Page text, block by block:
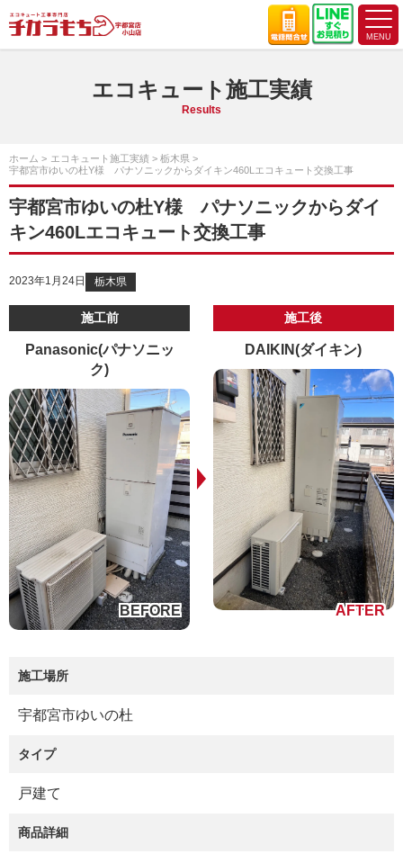
エコキュート施工実績
Results
ホーム エコキュート施工実績
栃木県
宇都宮市ゆいの杜Y様 パナソニックからダイキン460Lエコキュート交換工事
宇都宮市ゆいの杜Y様 パナソニックからダイ
キン460Lエコキュート交換工事
2023年1月24日 栃木県
施工前
Panasonic(パナソニッ
ク)
施工後
DAIKIN(ダイキン)
施工場所
宇都宮市ゆいの杜
タイプ
戸建て
商品詳細